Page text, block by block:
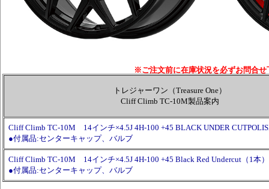
※ご注文前に在庫状況を必ずお問合せ
トレジャーワン（Treasure One）
Cliff Climb TC-10M製品案内
Cliff Climb TC-10M 14インチ×4.5J 4H-100 +45 BLACK UNDER
●付属品:センターキャップ、バルブ
Cliff Climb TC-10M 14インチ×4.5J 4H-100 +45 Black Red Undercut（1本）
●付属品:センターキャップ、バルブ